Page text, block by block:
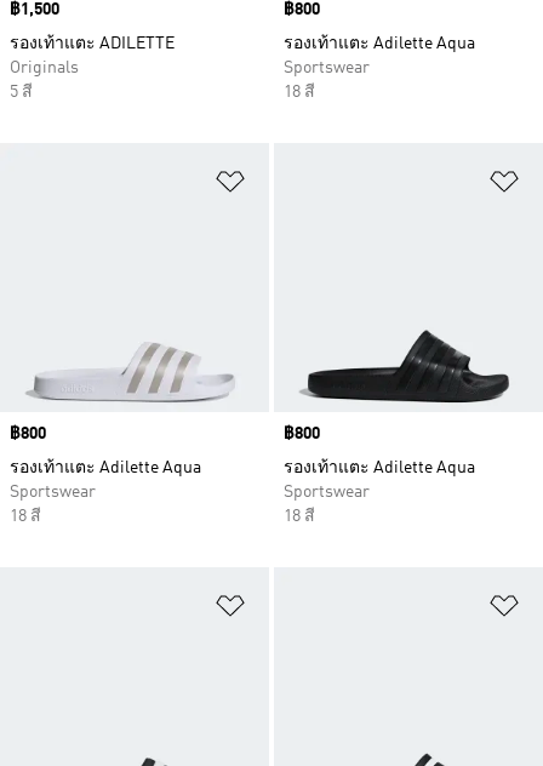
Price
฿1,500
รองเท้าแตะ ADILETTE
Originals
5 สี
Price
฿800
รองเท้าแตะ Adilette Aqua
Sportswear
18 สี
Price
฿800
รองเท้าแตะ Adilette Aqua
Sportswear
18 สี
Price
฿800
รองเท้าแตะ Adilette Aqua
Sportswear
18 สี